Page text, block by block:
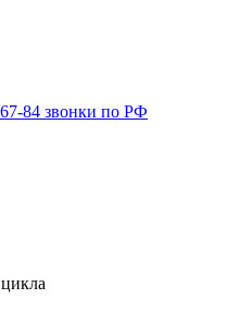
84 звонки по РФ